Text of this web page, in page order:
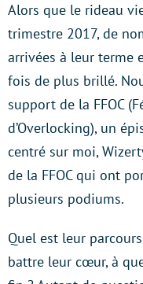
Alors que le rideau
trimestre 2017, de
arrivées à leur terme
fois de plus brillé.
support de la FFOC
d’Overlocking), un
centré sur moi,
de la FFOC qui ont
plusieurs podiums.
Quel est leur
battre leur cœur, à